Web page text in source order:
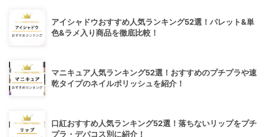
アイシャドウおすすめ人気ランキング52選！パレット&単
色&ラメ入り商品を徹底比較！
マニキュア人気ランキング52選！おすすめのプチプラや速
乾タイプのネイルポリッシュを紹介！
口紅おすすめ人気ランキング52選！落ちないリップをプチ
プラ・デパコス別に紹介！